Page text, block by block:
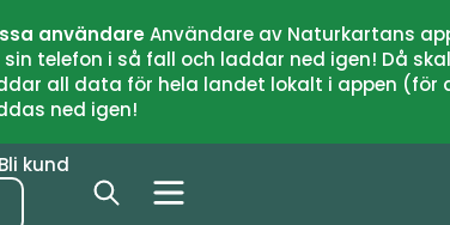
användareAnvändare av Naturkartans
telefon i så fall och laddar ned igen! Då
all data för hela landet lokalt i appen
ned igen!
Bli kund